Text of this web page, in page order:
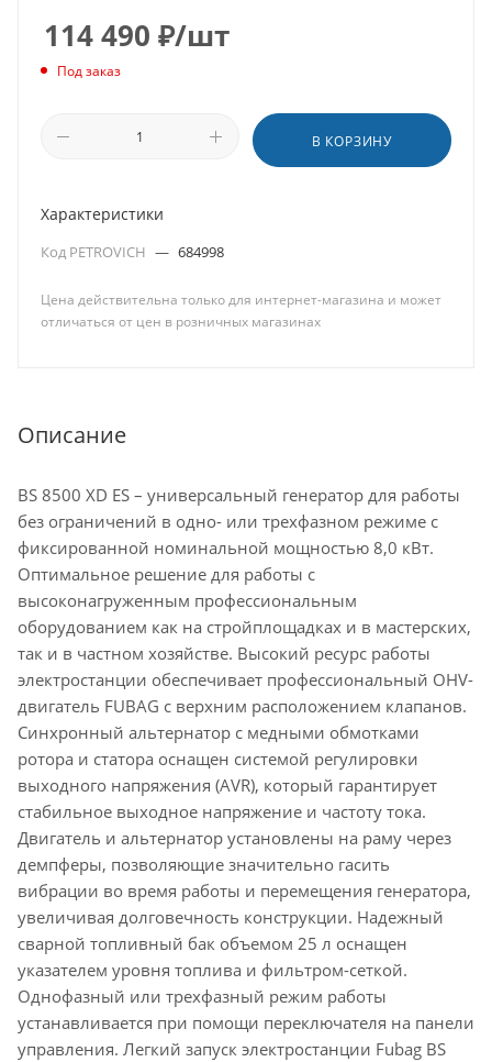
114 490 ₽/шт
Под заказ
В КОРЗИНУ
Характеристики
Код PETROVICH — 684998
Цена действительна только для интернет-магазина и может
отличаться от цен в розничных магазинах
Описание
BS 8500 XD ES – универсальный генератор для работы
без ограничений в одно- или трехфазном режиме с
фиксированной номинальной мощностью 8,0 кВт.
Оптимальное решение для работы с
высоконагруженным профессиональным
оборудованием как на стройплощадках и в мастерских,
так и в частном хозяйстве. Высокий ресурс работы
электростанции обеспечивает профессиональный OHV-
двигатель FUBAG с верхним расположением клапанов.
Синхронный альтернатор с медными обмотками
ротора и статора оснащен системой регулировки
выходного напряжения (AVR), который гарантирует
стабильное выходное напряжение и частоту тока.
Двигатель и альтернатор установлены на раму через
демпферы, позволяющие значительно гасить
вибрации во время работы и перемещения генератора,
увеличивая долговечность конструкции. Надежный
сварной топливный бак объемом 25 л оснащен
указателем уровня топлива и фильтром-сеткой.
Однофазный или трехфазный режим работы
устанавливается при помощи переключателя на панели
управления. Легкий запуск электростанции Fubag BS